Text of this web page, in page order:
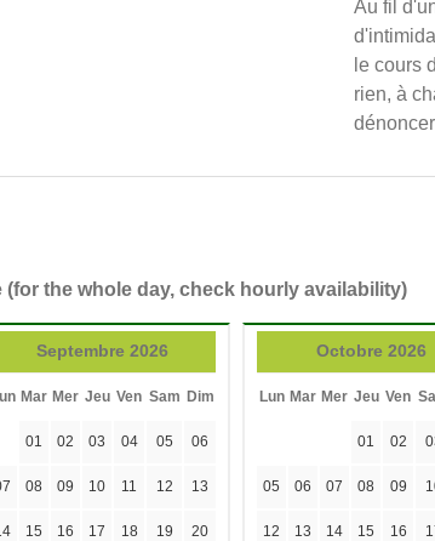
Au fil
le cours
rien, à
(for the whole day, check hourly availability)
Septembre 2026
Mar Mer Jeu Ven Sam Dim
01 02 03 04 05 06
08 09 10 11 12 13
15 16 17 18 19 20
Octobre 2026
Lun Mar Mer Jeu Ven
01 02
05 06 07 08 09
12 13 14 15 16